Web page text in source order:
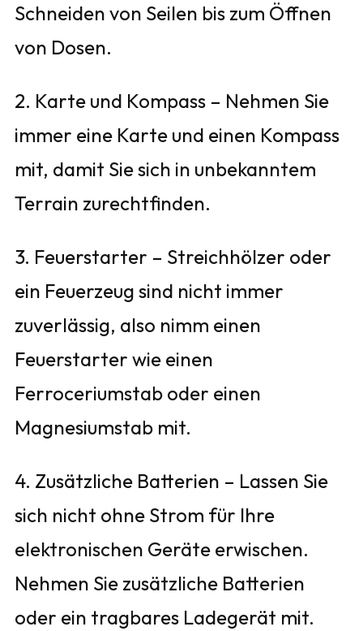
Schneiden von Seilen bis zum Öffnen
von Dosen.
2. Karte und Kompass – Nehmen Sie
immer eine Karte und einen Kompass
mit, damit Sie sich in unbekanntem
Terrain zurechtfinden.
3. Feuerstarter – Streichhölzer oder
ein Feuerzeug sind nicht immer
zuverlässig, also nimm einen
Feuerstarter wie einen
Ferroceriumstab oder einen
Magnesiumstab mit.
4. Zusätzliche Batterien – Lassen Sie
sich nicht ohne Strom für Ihre
elektronischen Geräte erwischen.
Nehmen Sie zusätzliche Batterien
oder ein tragbares Ladegerät mit.